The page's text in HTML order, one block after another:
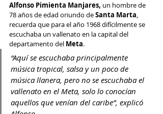
Alfonso Pimienta Manjares, un hombre de
78 años de edad oriundo de Santa Marta,
recuerda que para el año 1968 difícilmente se
escuchaba un vallenato en la capital del
departamento del Meta.
“Aquí se escuchaba principalmente
música tropical, salsa y un poco de
música llanera, pero no se escuchaba el
vallenato en el Meta, solo lo conocían
aquellos que venían del caribe”, explicó